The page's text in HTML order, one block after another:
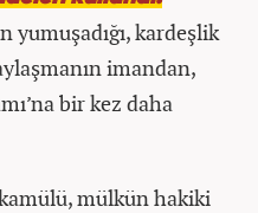
yumuşadığı, kardeşlik
imandan,
bir kez daha
mülkün hakiki